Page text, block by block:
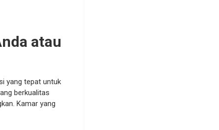
atau
yang tepat untuk
berkualitas
Kamar yang